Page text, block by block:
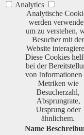
Analytics
Analytische
werden
um zu verstehen,
Besucher mit der
Website
Diese Cookies
bei der
von Informationen
Metriken wie
Besucherzahl,
Absprungrate,
Ursprung oder
ähnlichem.
Name